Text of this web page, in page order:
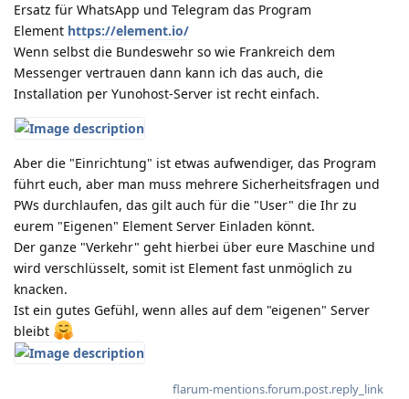
Ersatz für WhatsApp und Telegram das Program
Element https://element.io/
Wenn selbst die Bundeswehr so wie Frankreich dem
Messenger vertrauen dann kann ich das auch, die
Installation per Yunohost-Server ist recht einfach.
Aber die "Einrichtung" ist etwas aufwendiger, das Program
führt euch, aber man muss mehrere Sicherheitsfragen und
PWs durchlaufen, das gilt auch für die "User" die Ihr zu
eurem "Eigenen" Element Server Einladen könnt.
Der ganze "Verkehr" geht hierbei über eure Maschine und
wird verschlüsselt, somit ist Element fast unmöglich zu
knacken.
Ist ein gutes Gefühl, wenn alles auf dem "eigenen" Server
bleibt
flarum-mentions.forum.post.reply_link